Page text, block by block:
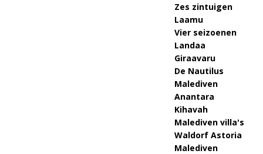
Zes zintuigen
Laamu
Vier seizoenen
Landaa
Giraavaru
De Nautilus
Malediven
Anantara
Kihavah
Malediven villa's
Waldorf Astoria
Malediven